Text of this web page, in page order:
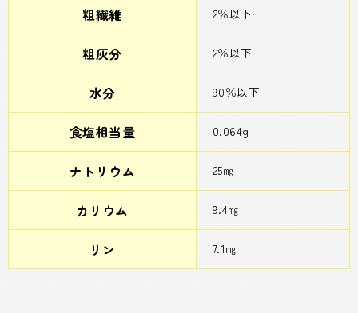
粗繊維 2％以下
粗灰分 2％以下
水分 90％以下
食塩相当量 0.064g
ナトリウム 25㎎
カリウム 9.4㎎
リン 7.1㎎